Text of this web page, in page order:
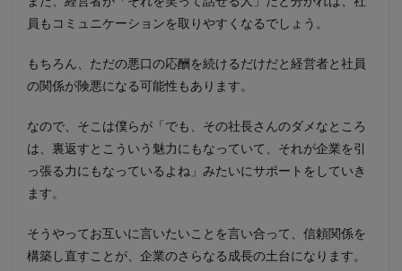
員もコミュニケーションを取りやすくなるでしょう。
もちろん、ただの悪口の応酬を続けるだけだと経営者と社員
の関係が険悪になる可能性もあります。
なので、そこは僕らが「でも、その社長さんのダメなところ
は、裏返すとこういう魅力にもなっていて、それが企業を引
っ張る力にもなっているよね」みたいにサポートをしていき
ます。
そうやってお互いに言いたいことを言い合って、信頼関係を
構築し直すことが、企業のさらなる成長の土台になります。